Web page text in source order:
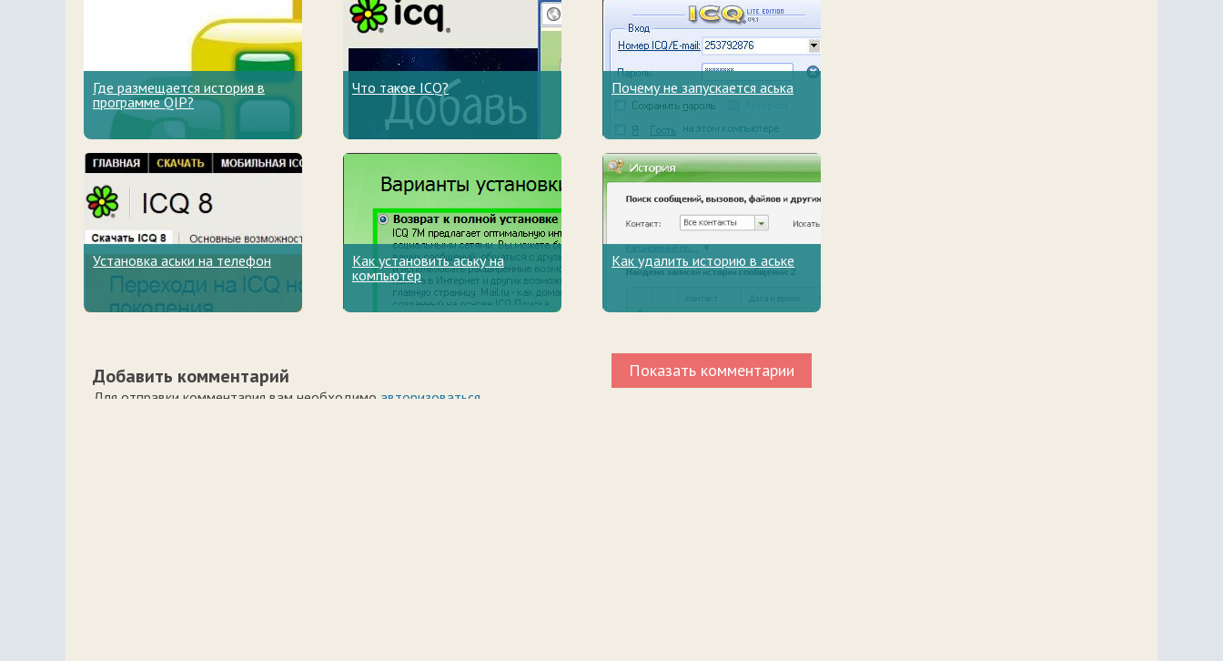
Где размещается история в
программе QIP?
Что такое ICQ? Почему не запускается аська
Установка аськи на телефон
Как установить аську на
компьютер
Как удалить историю в аське
Показать комментарии
Добавить комментарий
Для отправки комментария вам необходимо авторизоваться